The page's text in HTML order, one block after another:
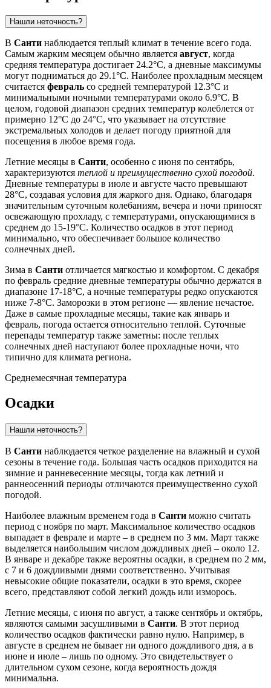
Нашли неточность?
В Санти наблюдается теплый климат в течение всего года.
Самым жарким месяцем обычно является август, когда
средняя температура достигает 24.2°C, а дневные максимумы
могут подниматься до 29.1°C. Наиболее прохладным месяцем
считается февраль со средней температурой 12.3°C и
минимальными ночными температурами около 6.9°C. В
целом, годовой диапазон средних температур колеблется от
примерно 12°C до 24°C, что указывает на отсутствие
экстремальных холодов и делает погоду приятной для
посещения в любое время года.
Летние месяцы в Санти, особенно с июня по сентябрь,
характеризуются теплой и преимущественно сухой погодой.
Дневные температуры в июле и августе часто превышают
28°C, создавая условия для жаркого дня. Однако, благодаря
значительным суточным колебаниям, вечера и ночи приносят
освежающую прохладу, с температурами, опускающимися в
среднем до 15-19°C. Количество осадков в этот период
минимально, что обеспечивает большое количество
солнечных дней.
Зима в Санти отличается мягкостью и комфортом. С декабря
по февраль средние дневные температуры обычно держатся в
диапазоне 17-18°C, а ночные температуры редко опускаются
ниже 7-8°C. Заморозки в этом регионе — явление нечастое.
Даже в самые прохладные месяцы, такие как январь и
февраль, погода остается относительно теплой. Суточные
перепады температур также заметны: после теплых
солнечных дней наступают более прохладные ночи, что
типично для климата региона.
Среднемесячная температура
Осадки
Нашли неточность?
В Санти наблюдается четкое разделение на влажный и сухой
сезоны в течение года. Большая часть осадков приходится на
зимние и ранневесенние месяцы, тогда как летний и
раннеосенний периоды отличаются преимущественно сухой
погодой.
Наиболее влажным временем года в Санти можно считать
период с ноября по март. Максимальное количество осадков
выпадает в феврале и марте – в среднем по 3 мм. Март также
выделяется наибольшим числом дождливых дней – около 12.
В январе и декабре также вероятны осадки, в среднем по 2 мм,
с 7 и 6 дождливыми днями соответственно. Учитывая
невысокие общие показатели, осадки в это время, скорее
всего, представляют собой легкий дождь или изморось.
Летние месяцы, с июня по август, а также сентябрь и октябрь,
являются самыми засушливыми в Санти. В этот период
количество осадков фактически равно нулю. Например, в
августе в среднем не бывает ни одного дождливого дня, а в
июне и июле – лишь по одному. Это свидетельствует о
длительном сухом сезоне, когда вероятность дождя
минимальна.